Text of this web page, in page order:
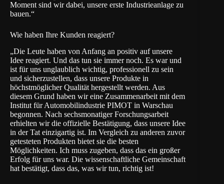
Moment sind wir dabei, unsere erste Industrieanlage zu
bauen.“
Wie haben Ihre Kunden reagiert?
„Die Leute haben von Anfang an positiv auf unsere
Idee reagiert. Und das tun sie immer noch. Es war und
ist für uns unglaublich wichtig, professionell zu sein
und sicherzustellen, dass unsere Produkte in
höchstmöglicher Qualität hergestellt werden. Aus
diesem Grund haben wir eine Zusammenarbeit mit dem
Institut für Automobilindustrie PIMOT in Warschau
begonnen. Nach sechsmonatiger Forschungsarbeit
erhielten wir die offizielle Bestätigung, dass unsere Idee
in der Tat einzigartig ist. Im Vergleich zu anderen zuvor
getesteten Produkten bietet sie die besten
Möglichkeiten. Ich muss zugeben, dass das ein großer
Erfolg für uns war. Die wissenschaftliche Gemeinschaft
hat bestätigt, dass das, was wir tun, richtig ist!